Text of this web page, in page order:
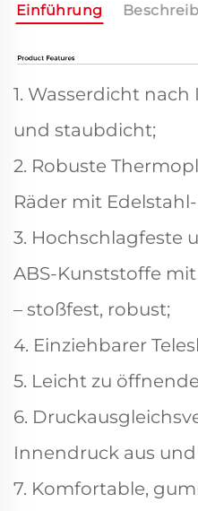
Einführung
1. Wasserdicht
und staubdicht;
2. Robuste
Räder mit
3. Hochschlagfeste
ABS-Kunststoffe
– stoßfest, robust;
4. Einziehbarer
5. Leicht zu
6.
Innendruck aus
7. Komfortable,